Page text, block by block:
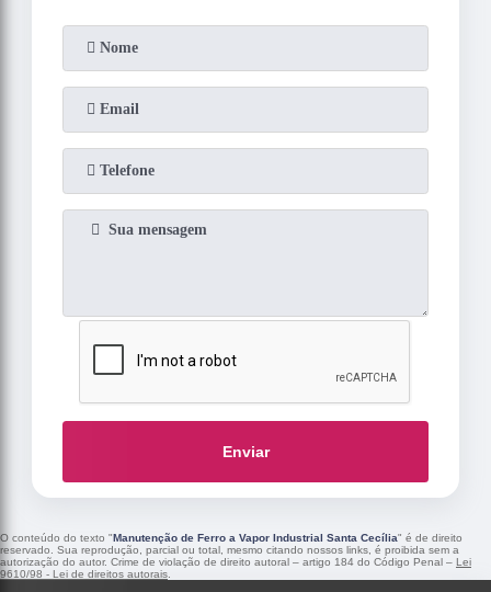
Enviar
O conteúdo do texto "Manutenção de Ferro a Vapor Industrial Santa Cecília" é de direito
reservado. Sua reprodução, parcial ou total, mesmo citando nossos links, é proibida sem a
autorização do autor. Crime de violação de direito autoral – artigo 184 do Código Penal – Lei
9610/98 - Lei de direitos autorais